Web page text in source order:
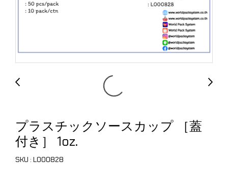
プラスチックソースカップ ［蓋
付き］ 1oz.
SKU : L000828